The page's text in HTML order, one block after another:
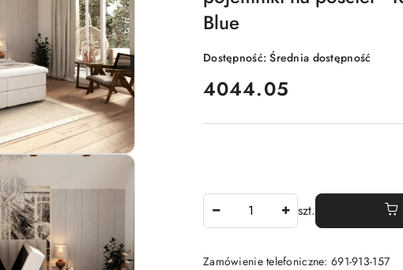
Blue
Dostępność:Średnia dostępność
cena:
4044.05
szt.
Zamówienie telefoniczne: 691-913-157